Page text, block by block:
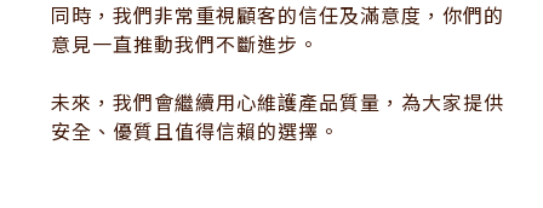
同時，我們非常重視顧客的信任及滿意度，你們的
意見一直推動我們不斷進步。
未來，我們會繼續用心維護產品質量，為大家提供
安全、優質且值得信賴的選擇。